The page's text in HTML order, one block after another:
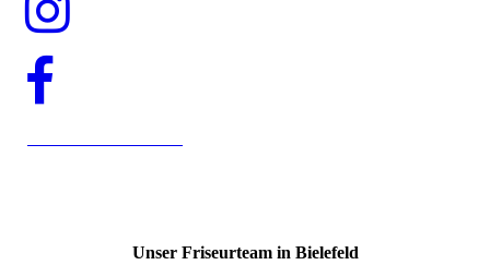
Unser Friseurteam in Bielefeld